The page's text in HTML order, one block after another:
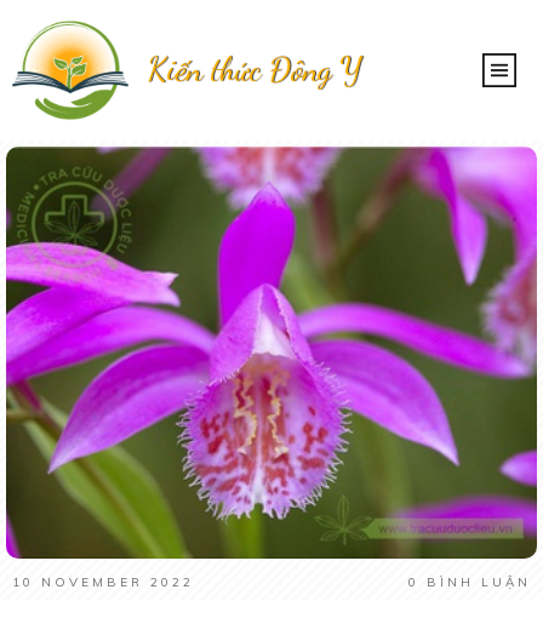
Kiến thức Đông Y
10 NOVEMBER 2022 0 BÌNH LUẬN